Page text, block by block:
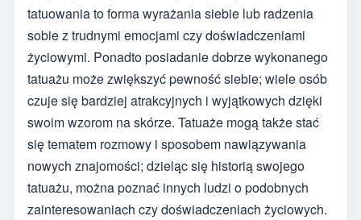
tatuowania to forma wyrażania siebie lub radzenia
sobie z trudnymi emocjami czy doświadczeniami
życiowymi. Ponadto posiadanie dobrze wykonanego
tatuażu może zwiększyć pewność siebie; wiele osób
czuje się bardziej atrakcyjnych i wyjątkowych dzięki
swoim wzorom na skórze. Tatuaże mogą także stać
się tematem rozmowy i sposobem nawiązywania
nowych znajomości; dzieląc się historią swojego
tatuażu, można poznać innych ludzi o podobnych
zainteresowaniach czy doświadczeniach życiowych.